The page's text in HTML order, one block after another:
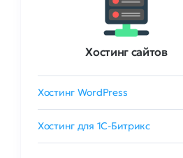
Хостинг сайтов
Хостинг WordPress
Хостинг для 1C-Битрикс